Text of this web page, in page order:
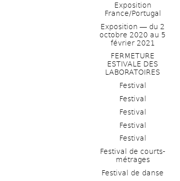
Exposition
France/Portugal
Exposition ― du 2
octobre 2020 au 5
février 2021
FERMETURE
ESTIVALE DES
LABORATOIRES
Festival
Festival
Festival
Festival
Festival
Festival de courts-
métrages
Festival de danse